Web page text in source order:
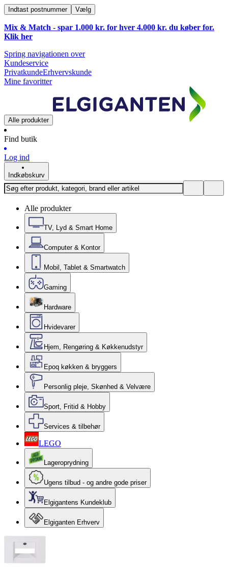
Indtast postnummer Vælg
Mix & Match - spar 1.000 kr. for hver 4.000 kr. du køber for.
Klik her
Spring navigationen over
Kundeservice
PrivatkundeErhvervskunde
Mine favoritter
Alle produkter
Find butik
Log ind
Indkøbskurv
Alle produkter
TV, Lyd & Smart Home
Computer & Kontor
Mobil, Tablet & Smartwatch
Gaming
Hardware
Hvidevarer
Hjem, Rengøring & Køkkenudstyr
Epoq køkken & bryggers
Personlig pleje, Skønhed & Velvære
Sport, Fritid & Hobby
Services & tilbehør
LEGO
Lageroprydning
Ugens tilbud - og andre gode priser
Elgigantens Kundeklub
Elgiganten Erhverv